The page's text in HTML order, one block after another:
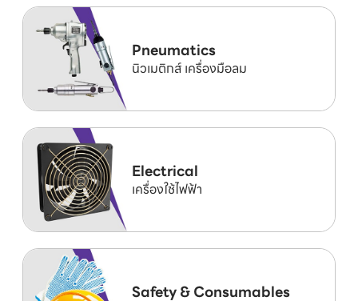
Pneumatics
นิวเมติกส์ เครื่องมือลม
Electrical
เครื่องใช้ไฟฟ้า
Safety & Consumables